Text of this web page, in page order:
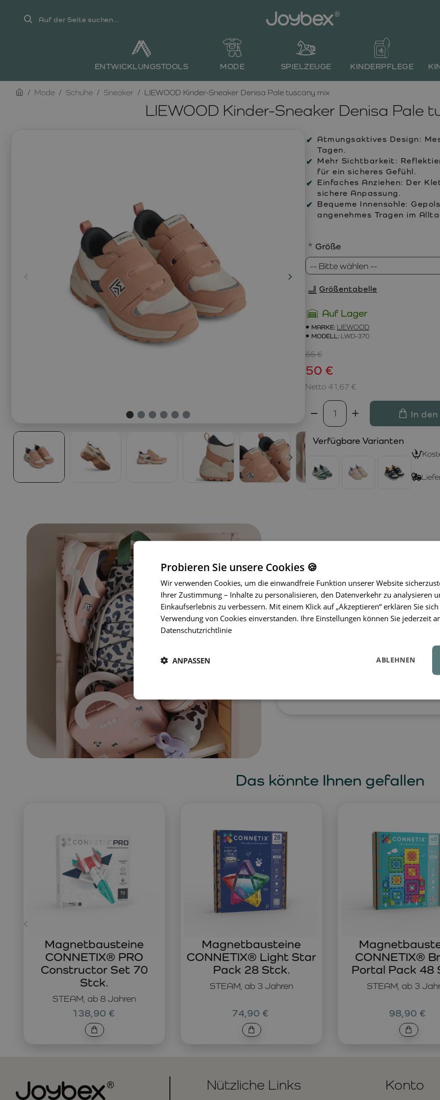
Auf
ENTWICKLUNGSTOOLS MODE SPIELZEUGE KINDERPFLEGE
LIEWOOD Kinder-Sneaker Denisa Pale
homeMode Schuhe Sneaker LIEWOOD Kinder-Sneaker Denisa Pale tuscany mix
Atmungsaktives Design:
Tagen.
Mehr Sichtbarkeit:
für ein sicheres Gefühl.
Einfaches Anziehen: Der
sichere Anpassung.
Bequeme Innensohle:
angenehmes Tragen im
Auf Lager
MARKE: LIEWOOD
MODELL: LWD-370
50 €
65 €
Netto 41,67 €
Größe
In
Größentabelle
Verfügbare Varianten
Die sportlichen Sneaker von
Komfort, Bewegungsfreiheit und
brauchen.Atmungsaktives Mesh
Sichtbarkeit bei alltäglichen
ermöglicht eine schnelle und
Innensohle mit Fußgewölbestütze
Wahl für Eltern, die das gute
Das könnte Ihnen gefallen
STEAM, ab 8 Jahren
Magnetbausteine
CONNETIX® PRO
Constructor Set 70
Stck.
138,90 €
STEAM, ab 3 Jahren
Magnetbausteine
CONNETIX® Light Star
Pack 28 Stck.
74,90 €
STEAM, ab 3
CONNETIX®
Portal Pack 48
98,90 €
Nützliche Links Konto
Probieren Sie unsere Cookies 🍪
Wir verwenden Cookies, um die einwandfreie Funktion unserer Website
Ihrer Zustimmung – Inhalte zu personalisieren, den Datenverkehr zu analysieren
Einkaufserlebnis zu verbessern. Mit einem Klick auf „Akzeptieren“ erklären Sie
Verwendung von Cookies einverstanden. Ihre Einstellungen können Sie jederzeit
Datenschutzrichtlinie
ABLEHNEN
ANPASSEN